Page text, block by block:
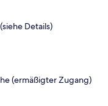
Details)
(ermäßigter Zugang)